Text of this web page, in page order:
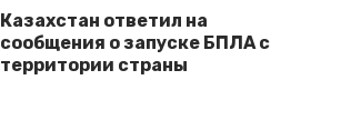
Казахстан ответил на
сообщения о запуске БПЛА с
территории страны